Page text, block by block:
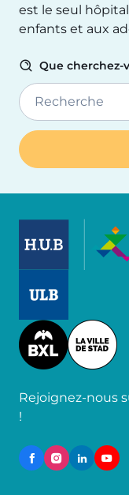
est le seul
enfants et aux
Que cherchez-
Recherche
Image
Rejoignez-nous
!